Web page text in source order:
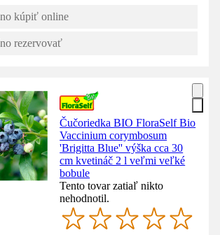
kúpiť online
rezervovať
Čučoriedka BIO FloraSelf Bio
Vaccinium corymbosum
'Brigitta Blue'' výška cca 30
cm kvetináč 2 l veľmi veľké
bobule
Tento tovar zatiaľ nikto
nehodnotil.